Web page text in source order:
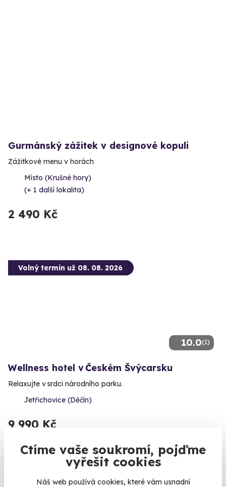
Ctíme vaše soukromí, pojďme
vyřešit cookies
Náš web používá cookies, které vám usnadní
Gurmánský zážitek v designové kopuli
Zážitkové menu v horách
Místo (Krušné hory)
(+ 1 další lokalita)
2 490 Kč
10.0(1)
Volný termín už 08. 08. 2026
Wellness hotel v Českém Švýcarsku
Relaxujte v srdci národního parku.
Jetřichovice (Děčín)
9 990 Kč